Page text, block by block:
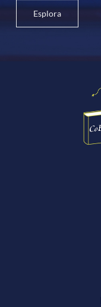
Esplora